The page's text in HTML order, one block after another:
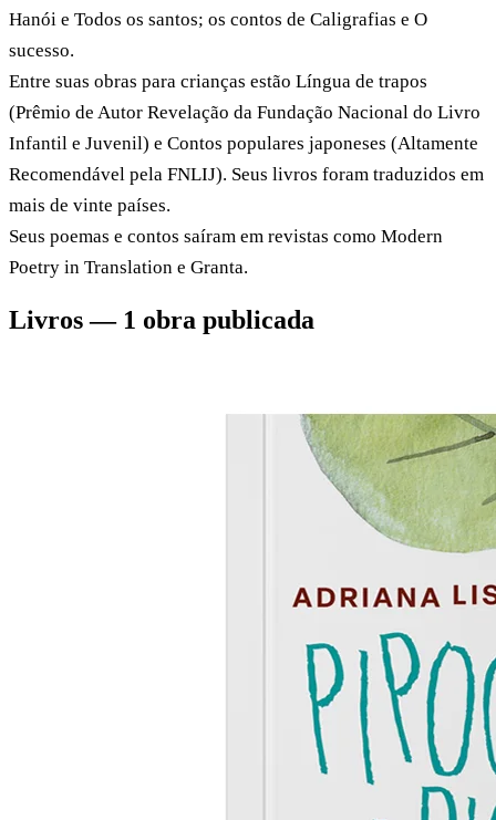
Hanói e Todos os santos; os contos de Caligrafias e O
sucesso.
Entre suas obras para crianças estão Língua de trapos
(Prêmio de Autor Revelação da Fundação Nacional do Livro
Infantil e Juvenil) e Contos populares japoneses (Altamente
Recomendável pela FNLIJ). Seus livros foram traduzidos em
mais de vinte países.
Seus poemas e contos saíram em revistas como Modern
Poetry in Translation e Granta.
Livros — 1 obra publicada